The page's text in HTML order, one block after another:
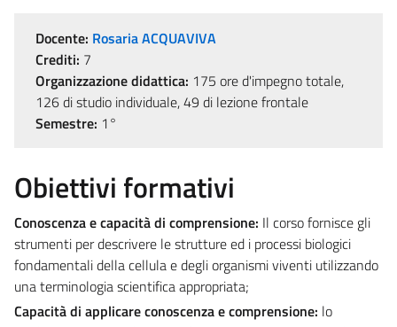
Docente: Rosaria ACQUAVIVA
Crediti: 7
Organizzazione didattica: 175 ore d'impegno totale,
126 di studio individuale, 49 di lezione frontale
Semestre: 1°
Obiettivi formativi
Conoscenza e capacità di comprensione: Il corso fornisce gli
strumenti per descrivere le strutture ed i processi biologici
fondamentali della cellula e degli organismi viventi utilizzando
una terminologia scientifica appropriata;
Capacità di applicare conoscenza e comprensione: lo